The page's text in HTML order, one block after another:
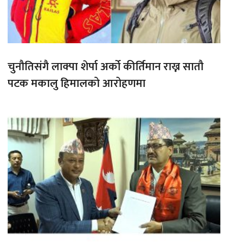
चुनौतिसंगै लाक्पा शेर्पा अर्को कीर्तिमान राख्न सातौ
पटक मकालु हिमालको आरोहणमा